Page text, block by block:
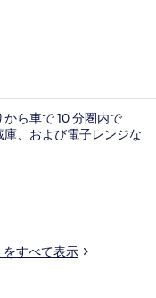
ら車で 10 分圏内で
、および電子レンジな
すべて表示